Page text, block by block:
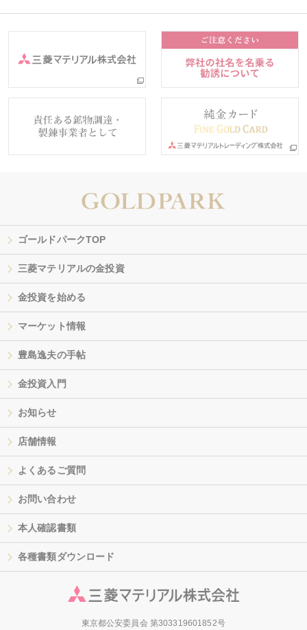
ゴールドパークTOP
三菱マテリアルの金投資
金投資を始める
マーケット情報
豊島逸夫の手帖
金投資入門
お知らせ
店舗情報
よくあるご質問
お問い合わせ
本人確認書類
各種書類ダウンロード
東京都公安委員会 第303319601852号